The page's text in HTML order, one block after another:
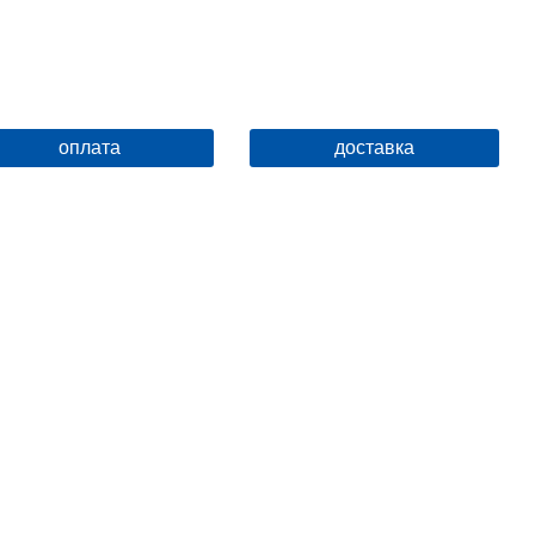
оплата доставка